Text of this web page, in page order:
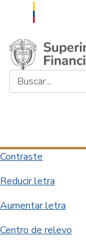
Saltar al contenido
Contraste
Reducir letra
Aumentar letra
Centro de relevo